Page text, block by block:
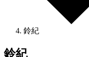
鈴紀
鈴紀